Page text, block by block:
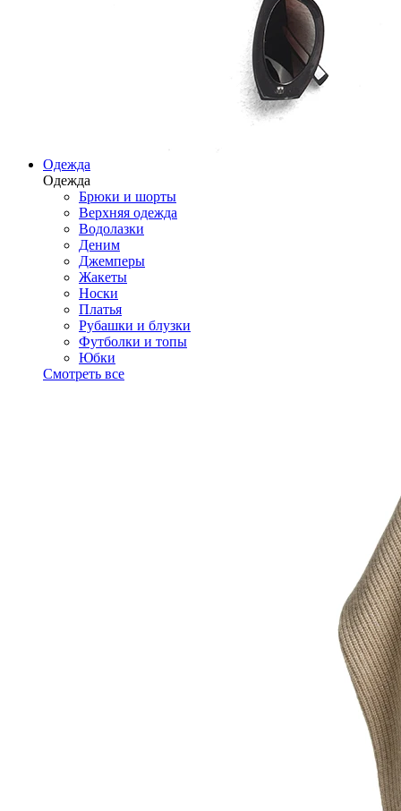
Одежда
Одежда
Брюки и шорты
Верхняя одежда
Водолазки
Деним
Джемперы
Жакеты
Носки
Платья
Рубашки и блузки
Футболки и топы
Юбки
Смотреть все